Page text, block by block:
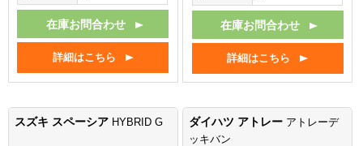
在庫お問合わせ
詳細はこちら
在庫お問合わせ
詳細はこちら
スズキ スペーシア HYBRID G ダイハツ アトレー アトレーデ
ッキバン